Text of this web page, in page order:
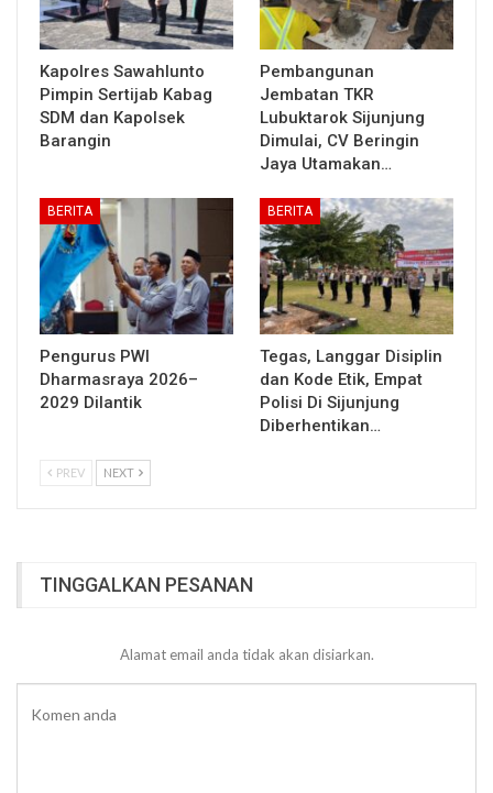
Kapolres Sawahlunto
Pimpin Sertijab Kabag
SDM dan Kapolsek
Barangin
Pembangunan
Jembatan TKR
Lubuktarok Sijunjung
Dimulai, CV Beringin
Jaya Utamakan…
BERITA
Pengurus PWI
Dharmasraya 2026–
2029 Dilantik
BERITA
Tegas, Langgar Disiplin
dan Kode Etik, Empat
Polisi Di Sijunjung
Diberhentikan…
PREV NEXT
TINGGALKAN PESANAN
Alamat email anda tidak akan disiarkan.